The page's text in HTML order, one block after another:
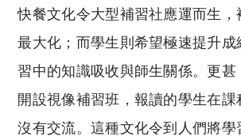
快餐文化令大型補習社應運而生，
最大化；而學生則希望極速提升成
習中的知識吸收與師生關係。更甚
開設視像補習班，報讀的學生在課
沒有交流。這種文化令到人們將